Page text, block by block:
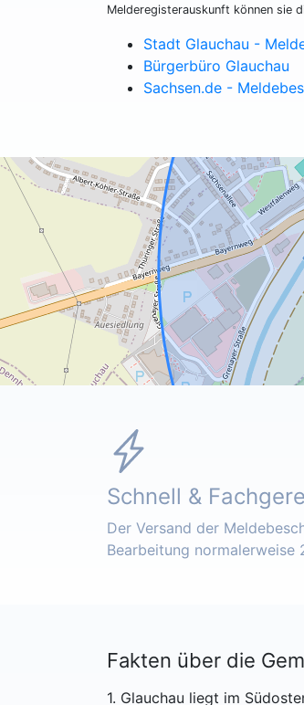
Melderegisterauskunft können sie
Stadt Glauchau -
Bürgerbüro Glauchau
Sachsen.de -
Schnell &
Der Versand der
Bearbeitung normalerweise
Fakten über die
1. Glauchau liegt im